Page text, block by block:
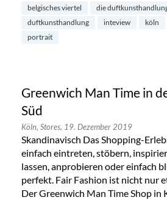
belgisches viertel die
duftkunsthandlung
inteview köln
portrait
Greenwich Man Time in
Süd
Köln, Stores, 19. Dezember 2019
Skandinavisch Das Shopping-
einfach eintreten, stöbern,
lassen, anprobieren oder einfach
perfekt. Fair Fashion ist nicht nur
Der Greenwich Man Time Shop in